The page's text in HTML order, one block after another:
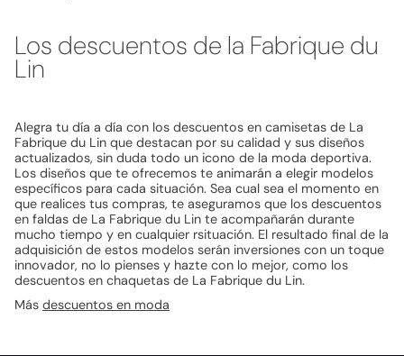
Los descuentos de la Fabrique du
Lin
Alegra tu día a día con los descuentos en camisetas de La
Fabrique du Lin que destacan por su calidad y sus diseños
actualizados, sin duda todo un icono de la moda deportiva.
Los diseños que te ofrecemos te animarán a elegir modelos
específicos para cada situación. Sea cual sea el momento en
que realices tus compras, te aseguramos que los descuentos
en faldas de La Fabrique du Lin te acompañarán durante
mucho tiempo y en cualquier rsituación. El resultado final de la
adquisición de estos modelos serán inversiones con un toque
innovador, no lo pienses y hazte con lo mejor, como los
descuentos en chaquetas de La Fabrique du Lin.
Más descuentos en moda